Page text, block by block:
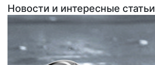
Новости и интересные статьи